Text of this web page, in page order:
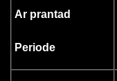
Ar prantad
Periode